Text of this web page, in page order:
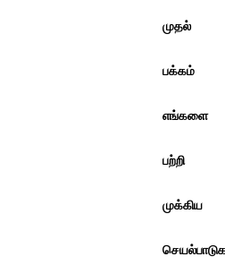
முதல்
பக்கம்
எங்களை
பற்றி
முக்கிய